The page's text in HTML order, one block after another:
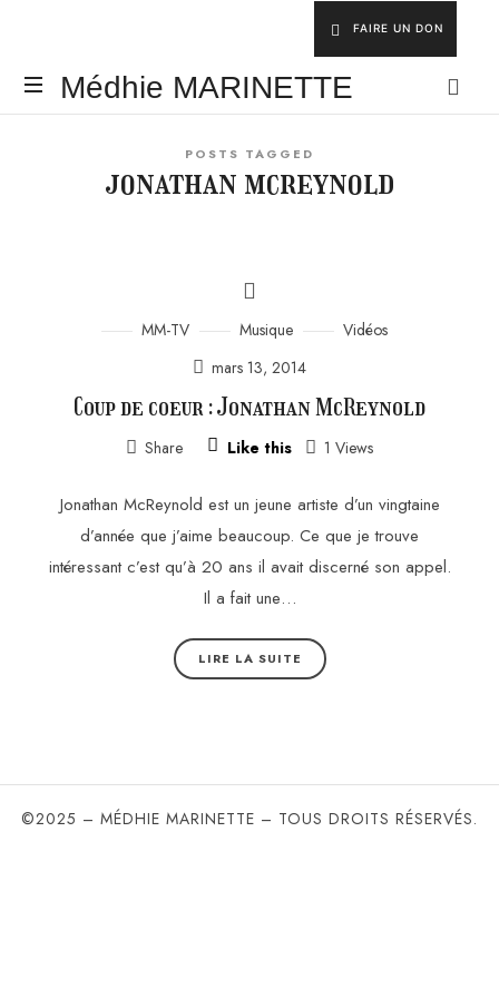
FAIRE UN DON
Médhie
Médhie MARINETTE
POSTS TAGGED
jonathan mcreynold
MM-TV Musique
Vidéos
mars 13, 2014
Coup de coeur : Jonathan McReynold
Share Like this 1 Views
Jonathan McReynold est un jeune artiste d’un vingtaine
d’année que j’aime beaucoup. Ce que je trouve
intéressant c’est qu’à 20 ans il avait discerné son appel.
Il a fait une…
LIRE LA SUITE
©2025 – MÉDHIE MARINETTE – TOUS DROITS RÉSERVÉS.